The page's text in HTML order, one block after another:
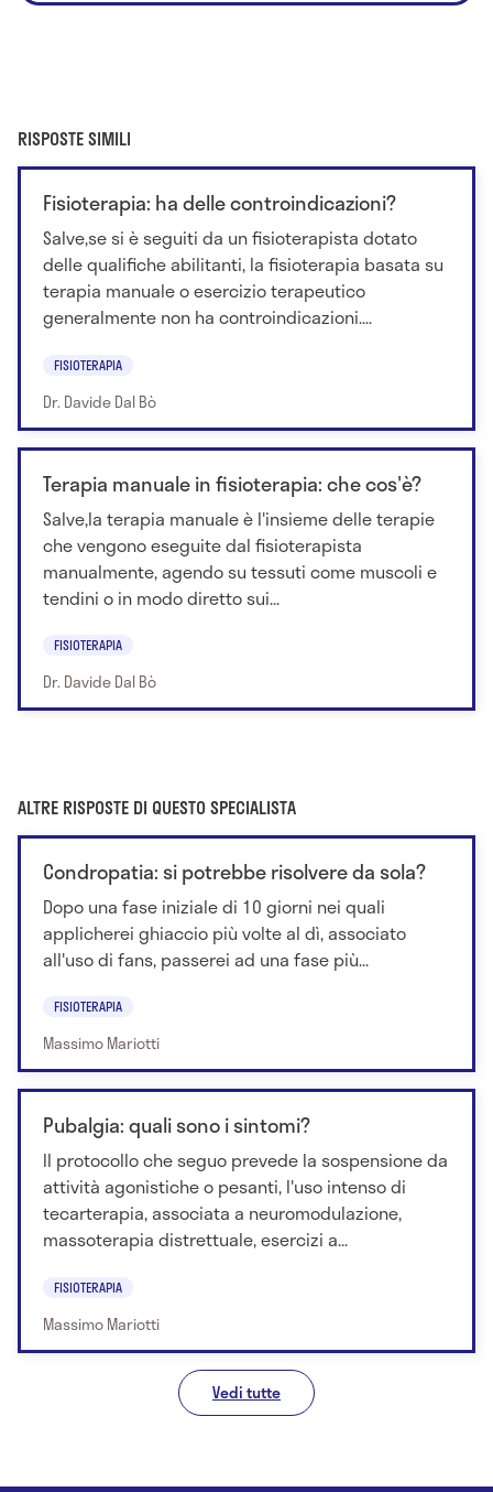
RISPOSTE SIMILI
Fisioterapia: ha delle controindicazioni?
Salve,se si è seguiti da un fisioterapista dotato
delle qualifiche abilitanti, la fisioterapia basata su
terapia manuale o esercizio terapeutico
generalmente non ha controindicazioni....
FISIOTERAPIA
Dr. Davide Dal Bò
Terapia manuale in fisioterapia: che cos'è?
Salve,la terapia manuale è l'insieme delle terapie
che vengono eseguite dal fisioterapista
manualmente, agendo su tessuti come muscoli e
tendini o in modo diretto sui...
FISIOTERAPIA
Dr. Davide Dal Bò
ALTRE RISPOSTE DI QUESTO SPECIALISTA
Condropatia: si potrebbe risolvere da sola?
Dopo una fase iniziale di 10 giorni nei quali
applicherei ghiaccio più volte al dì, associato
all'uso di fans, passerei ad una fase più...
FISIOTERAPIA
Massimo Mariotti
Pubalgia: quali sono i sintomi?
Il protocollo che seguo prevede la sospensione da
attività agonistiche o pesanti, l'uso intenso di
tecarterapia, associata a neuromodulazione,
massoterapia distrettuale, esercizi a...
FISIOTERAPIA
Massimo Mariotti
Vedi tutte